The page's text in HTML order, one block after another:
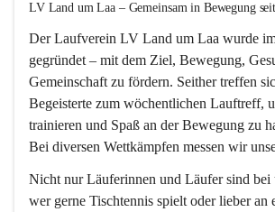
LV Land um Laa – Gemeinsam in Bewegung
Der Laufverein LV Land um Laa wurde
gegründet – mit dem Ziel, Bewegung,
Gemeinschaft zu fördern. Seither treffen
Begeisterte zum wöchentlichen Lauftreff,
trainieren und Spaß an der Bewegung zu
Bei diversen Wettkämpfen messen wir
Nicht nur Läuferinnen und Läufer sind
wer gerne Tischtennis spielt oder lieber an